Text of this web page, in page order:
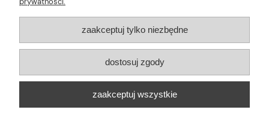
2026 © mabaje
Sklep internetowy Shoper Premium
Tel.:534736451| NIP: 6772370993 REGON:
122658200
zaakceptuj tylko niezbędne
dostosuj zgody
zaakceptuj wszystkie